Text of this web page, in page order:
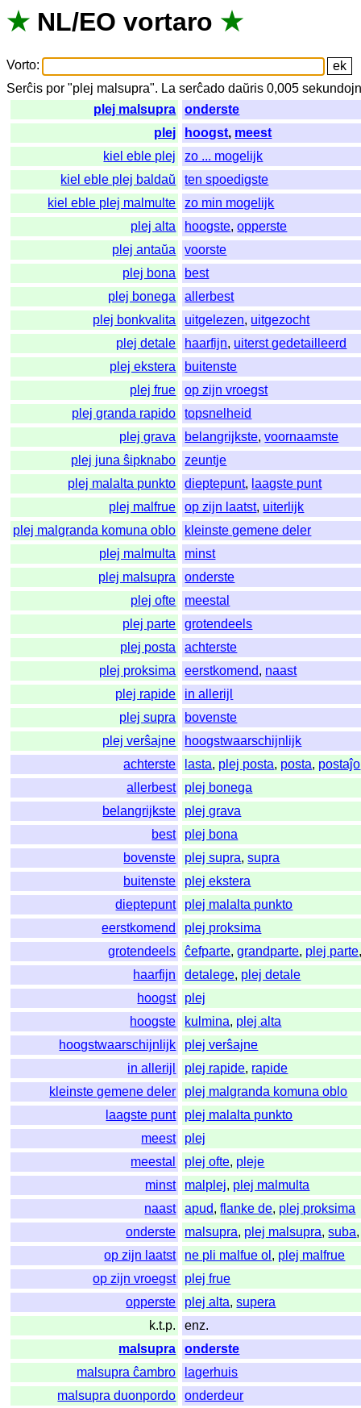
★ NL/EO vortaro ★
Vorto:
Serĉis por "plej malsupra". La serĉado daŭris 0,005
plej malsupra
onderste
plej
hoogst, meest
kiel eble plej
zo ... mogelijk
kiel eble plej baldaŭ
ten spoedigste
kiel eble plej malmulte
zo min mogelijk
plej alta
hoogste,opperste
plej antaŭa
voorste
plej bona
best
plej bonega
allerbest
plej bonkvalita
uitgelezen, uitgezocht
plej detale
haarfijn, uiterst gedetailleerd
plej ekstera
buitenste
plej frue
op zijn vroegst
plej granda rapido
topsnelheid
plej grava
belangrijkste,voornaamste
plej juna ŝipknabo
zeuntje
plej malalta punkto
dieptepunt, laagste punt
plej malfrue
op zijn laatst, uiterlijk
plej malgranda komuna oblo
kleinste gemene deler
plej malmulta
minst
plej malsupra
onderste
plej ofte
meestal
plej parte
grotendeels
plej posta
achterste
plej proksima
eerstkomend, naast
plej rapide
in allerijl
plej supra
bovenste
plej verŝajne
hoogstwaarschijnlijk
achterste
lasta, plej posta, posta, postaĵo
allerbest
plej bonega
belangrijkste
plej grava
best
plej bona
bovenste
plej supra,supra
buitenste
plej ekstera
dieptepunt
plej malalta punkto
eerstkomend
plej proksima
grotendeels
ĉefparte,grandparte, plej parte
haarfijn
detalege, plej detale
hoogst
plej
hoogste
kulmina, plej alta
hoogstwaarschijnlijk
plej verŝajne
in allerijl
plej rapide, rapide
kleinste gemene deler
plej malgranda komuna oblo
laagste punt
plej malalta punkto
meest
plej
meestal
plej ofte, pleje
minst
malplej, plej malmulta
naast
apud,flanke de, plej proksima
onderste
malsupra, plej malsupra,suba
op zijn laatst
ne pli malfue ol , plej malfrue
op zijn vroegst
plej frue
opperste
plej alta,supera
k.t.p.
enz.
malsupra
onderste
malsupra ĉambro
lagerhuis
malsupra duonpordo
onderdeur